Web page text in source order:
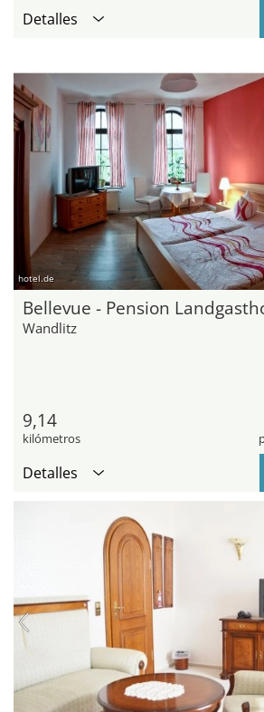
Detalles
hotel.de
Bellevue - Pension
Wandlitz
9,14
kilómetros
Detalles